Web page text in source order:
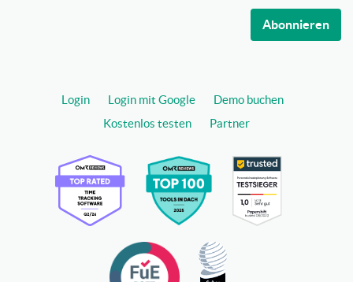
Abonnieren
Login Login mit Google
Demo buchen
Kostenlos testen
Partner